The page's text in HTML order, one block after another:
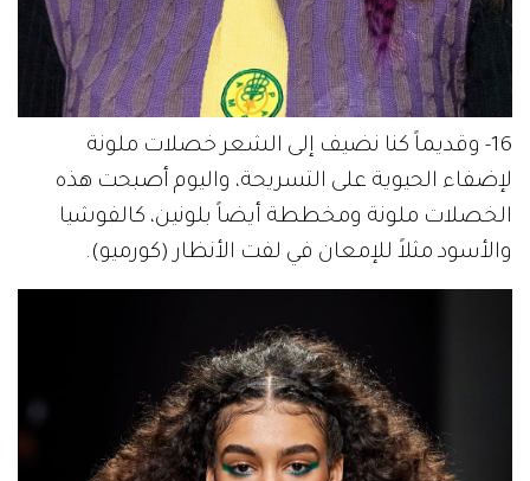
16- وقديماً كنا نضيف إلى الشعر خصلات ملونة
لإضفاء الحيوية على التسريحة، واليوم أصبحت هذه
الخصلات ملونة ومخططة أيضاً بلونين، كالفوشيا
والأسود مثلاً للإمعان في لفت الأنظار (كورميو).